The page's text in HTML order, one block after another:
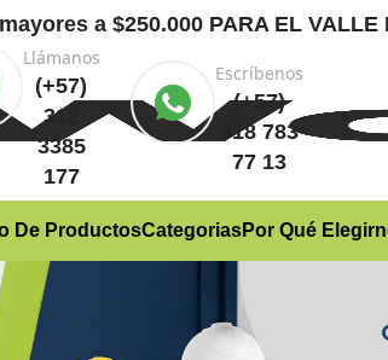
a $250.000 PARA EL VALLE
Llámanos
(+57)
312
3385
177
Escríbenos
(+57)
318 783
77 13
De ProductosCategoriasPor Qué